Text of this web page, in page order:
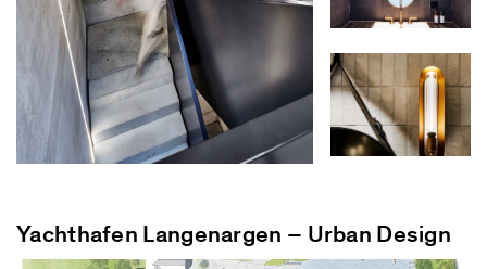
Yachthafen Langenargen – Urban Design